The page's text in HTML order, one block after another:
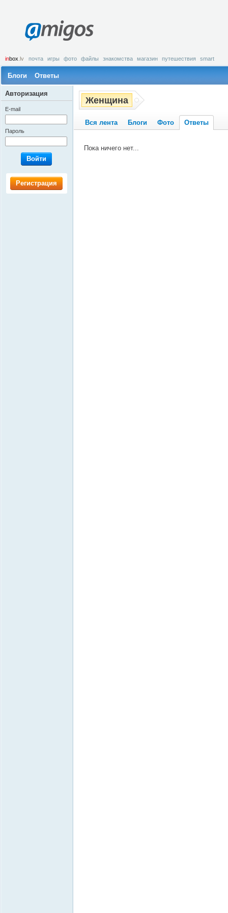
amigos
inbox .lv почта игры фото файлы знакомства магазин путешествия smart
Блоги Ответы
Женщинa
Вся лента Блоги Фото Ответы
Пока ничего нет...
Авторизация
E-mail
Пароль
Войти
Регистрация